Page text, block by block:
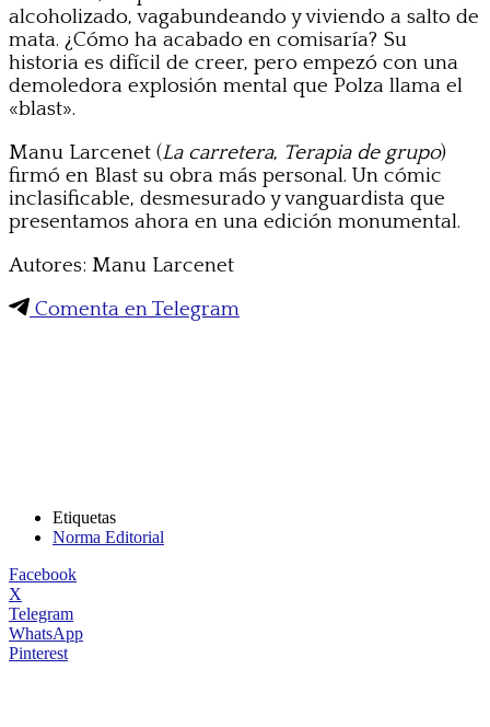
alcoholizado, vagabundeando y viviendo a salto de
mata. ¿Cómo ha acabado en comisaría? Su
historia es difícil de creer, pero empezó con una
demoledora explosión mental que Polza llama el
«blast».
Manu Larcenet (La carretera, Terapia de grupo)
firmó en Blast su obra más personal. Un cómic
inclasificable, desmesurado y vanguardista que
presentamos ahora en una edición monumental.
Autores: Manu Larcenet
Comenta en Telegram
Etiquetas
Norma Editorial
Facebook
X
Telegram
WhatsApp
Pinterest